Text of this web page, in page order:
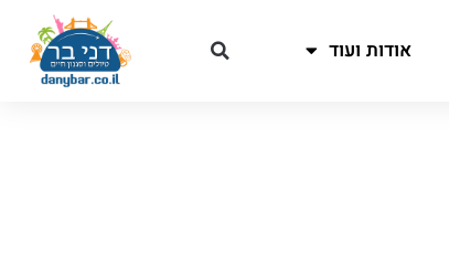
אודות ועוד